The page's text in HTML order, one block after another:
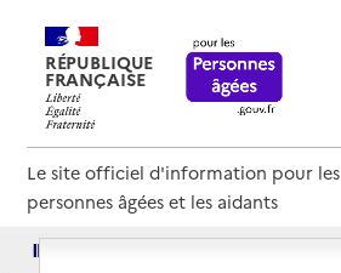
RÉPUBLIQUE
FRANÇAISE
Le site officiel d'information pour les
personnes âgées et les aidants